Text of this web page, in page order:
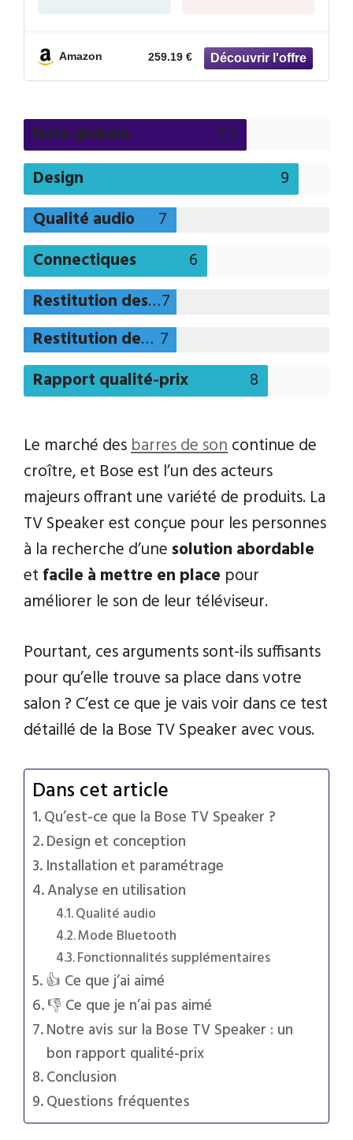
Amazon 259.19 €
Note globale
7.3
Design
9
Qualité audio
7
Connectiques
6
Restitution des musiques7
Restitution des films 7
Rapport qualité-prix
8
Le marché desbarres de soncontinue de
croître, et Bose est l’un des acteurs
majeurs offrant une variété de produits. La
TV Speaker est conçue pour les personnes
à la recherche d’une solution abordable
et facile à mettre en place pour
améliorer le son de leur téléviseur.
Pourtant, ces arguments sont-ils suffisants
pour qu’elle trouve sa place dans votre
salon ? C’est ce que je vais voir dans ce test
détaillé de la Bose TV Speaker avec vous.
Dans cet article
Qu’est-ce que la Bose TV Speaker ?
Design et conception
Installation et paramétrage
Analyse en utilisation
Qualité audio
Mode Bluetooth
Fonctionnalités supplémentaires
👍 Ce que j’ai aimé
👎 Ce que je n’ai pas aimé
Notre avis sur la Bose TV Speaker : un
bon rapport qualité-prix
Conclusion
Questions fréquentes